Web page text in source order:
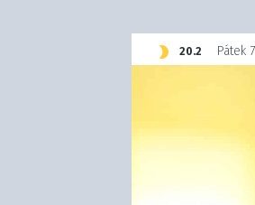
20.2 Czech
Pátek